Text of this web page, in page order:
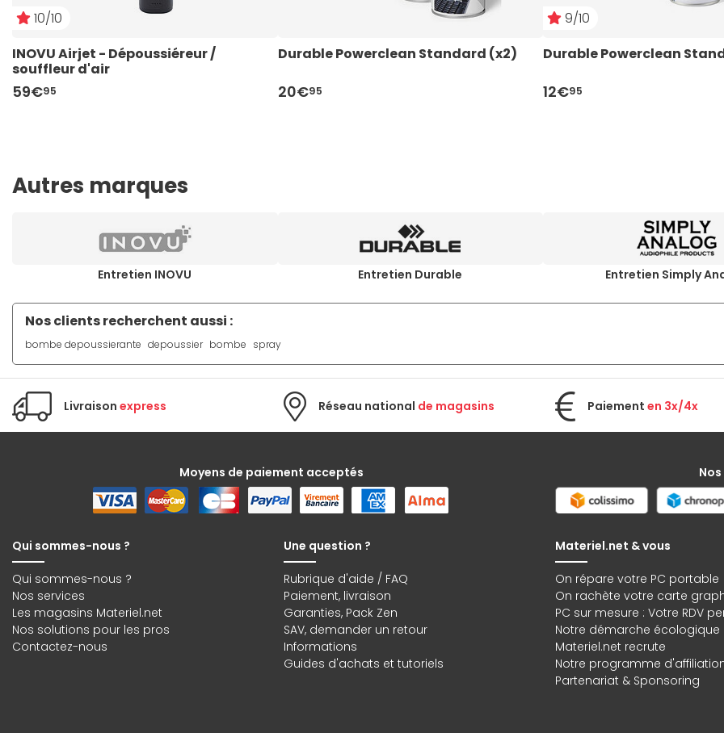
10/10
INOVU Airjet - Dépoussiéreur /
souffleur d'air
59€95
Durable Powerclean Standard (x2)
20€95
9/10
Durable Powerclean
12€95
Autres marques
Entretien INOVU Entretien Durable Entretien Simply
Nos clients recherchent aussi :
bombe depoussierante depoussier bombe spray
Livraison express Réseau national de magasins Paiement en 3x/4x
Moyens de paiement acceptés
Qui sommes-nous ?
Qui sommes-nous ?
Nos services
Les magasins Materiel.net
Nos solutions pour les pros
Contactez-nous
Une question ?
Rubrique d'aide / FAQ
Paiement, livraison
Garanties, Pack Zen
SAV, demander un retour
Informations
Guides d'achats et tutoriels
Materiel.net & vous
On répare votre PC portable
On rachète votre carte
PC sur mesure : Votre RDV
Notre démarche écologique
Materiel.net recrute
Notre programme
Partenariat & Sponsoring